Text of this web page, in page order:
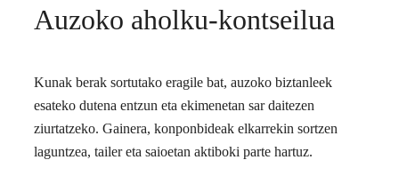
Auzoko aholku-kontseilua
Kunak berak sortutako eragile bat, auzoko biztanleek
esateko dutena entzun eta ekimenetan sar daitezen
ziurtatzeko. Gainera, konponbideak elkarrekin sortzen
laguntzea, tailer eta saioetan aktiboki parte hartuz.